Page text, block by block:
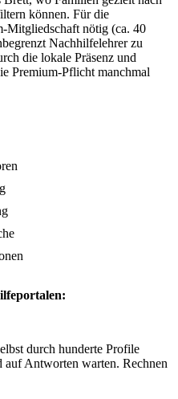
können. Für die
Mitgliedschaft nötig (ca. 40
Nachhilfelehrer zu
die lokale Präsenz und
Premium-Pflicht manchmal
durch hunderte Profile
auf Antworten warten. Rechnen